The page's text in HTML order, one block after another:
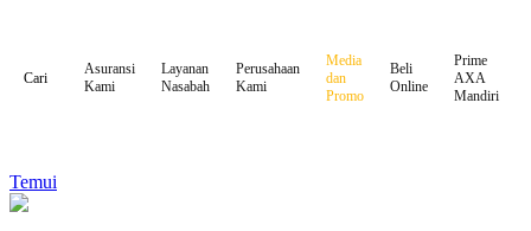
Cari
Asuransi
Kami
Layanan
Nasabah
Perusahaan
Kami
Media
dan
Promo
Beli
Online
Prime
AXA
Mandiri
Temui